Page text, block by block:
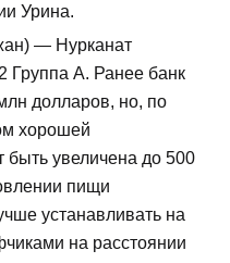
Урина.
— Нурканат
Группа А. Ранее банк
долларов, но, по
хорошей
увеличена до 500
пищи
устанавливать на
на расстоянии